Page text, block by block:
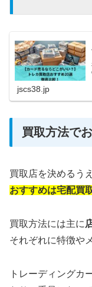
jscs38.jp
買取方法で
買取店を決めるう
おすすめは宅配買
買取方法には主に
それぞれに特徴や
トレーディングカ